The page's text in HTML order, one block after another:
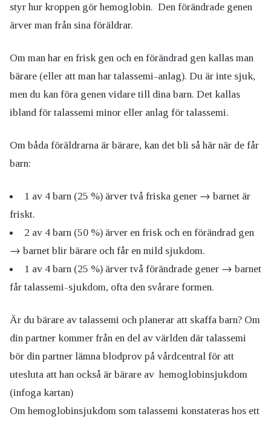
styr hur kroppen gör hemoglobin. Den förändrade genen
ärver man från sina föräldrar.
Om man har en frisk gen och en förändrad gen kallas man
bärare (eller att man har talassemi-anlag). Du är inte sjuk,
men du kan föra genen vidare till dina barn. Det kallas
ibland för talassemi minor eller anlag för talassemi.
Om båda föräldrarna är bärare, kan det bli så här när de får
barn:
1 av 4 barn (25 %) ärver två friska gener → barnet är
friskt.
2 av 4 barn (50 %) ärver en frisk och en förändrad gen
→ barnet blir bärare och får en mild sjukdom.
1 av 4 barn (25 %) ärver två förändrade gener → barnet
får talassemi-sjukdom, ofta den svårare formen.
Är du bärare av talassemi och planerar att skaffa barn? Om
din partner kommer från en del av världen där talassemi
bör din partner lämna blodprov på vårdcentral för att
utesluta att han också är bärare av hemoglobinsjukdom
(infoga kartan)
Om hemoglobinsjukdom som talassemi konstateras hos ett